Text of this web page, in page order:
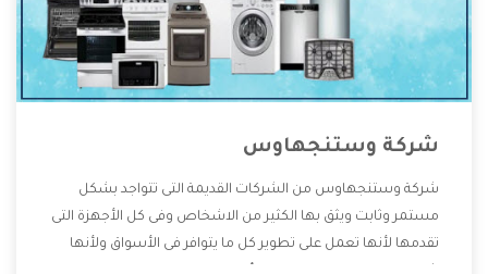
شركة وستنجهاوس
شركة وستنجهاوس من الشركات القديمة التى تتواجد بشكل
مستمر وثابت ويثق بها الكثير من الاشخاص وفى كل الأجهزة التى
تقدمها لأنها تعمل على تطوير كل ما يتوافر فى الأسواق ولأنها